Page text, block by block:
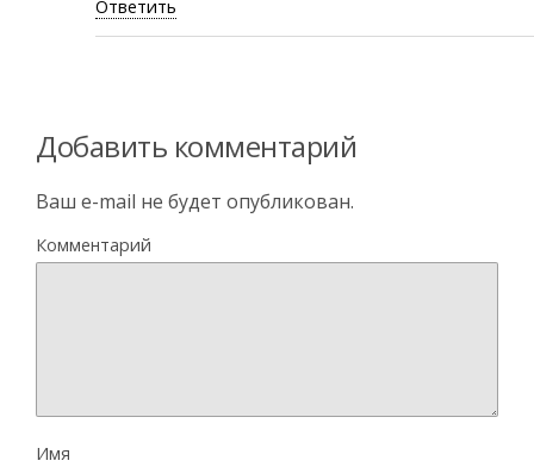
Ответить
Добавить комментарий
Ваш e-mail не будет опубликован.
Комментарий
Имя